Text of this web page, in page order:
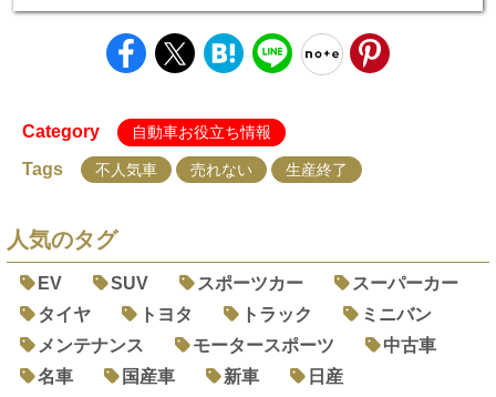
Category 自動車お役立ち情報
Tags 不人気車 売れない 生産終了
人気のタグ
EV SUV スポーツカー
スーパーカー
タイヤ
トヨタ トラック
ミニバン
メンテナンス
モータースポーツ
中古車
名車
国産車 新車
日産